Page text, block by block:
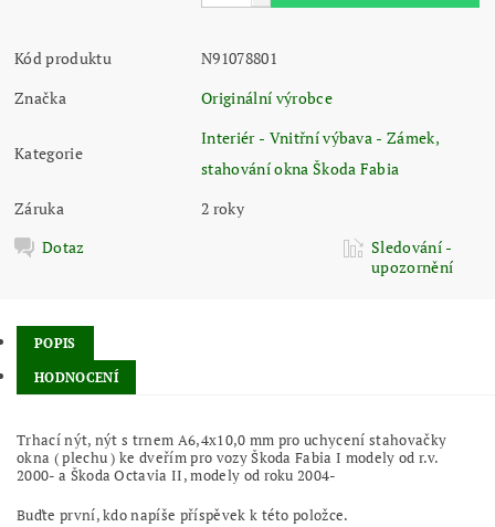
Kód produktu
N91078801
Značka
Originální výrobce
Kategorie
Interiér - Vnitřní výbava - Zámek,
stahování okna Škoda Fabia
Záruka
2 roky
Dotaz
Sledování -
upozornění
POPIS
HODNOCENÍ
Trhací nýt, nýt s trnem A6,4x10,0 mm pro uchycení stahovačky
okna ( plechu ) ke dveřím pro vozy Škoda Fabia I modely od r.v.
2000- a Škoda Octavia II, modely od roku 2004-
Buďte první, kdo napíše příspěvek k této položce.